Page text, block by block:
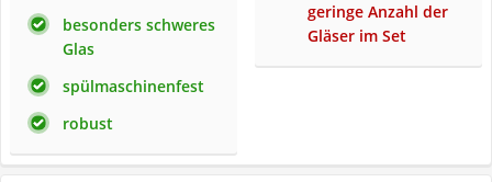
besonders schweres
Glas
spülmaschinenfest
robust
geringe Anzahl der
Gläser im Set